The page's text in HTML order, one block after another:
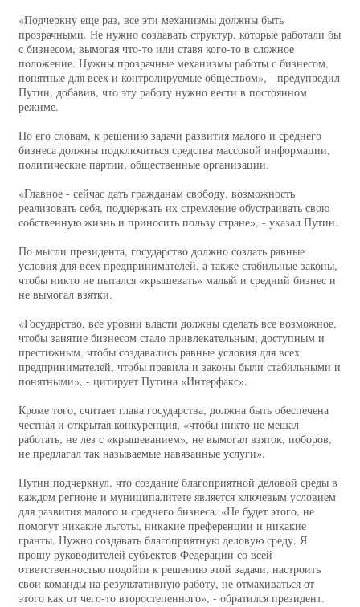
«Подчеркну еще раз, все эти механизмы должны быть
прозрачными. Не нужно создавать структур, которые работали бы
с бизнесом, вымогая что-то или ставя кого-то в сложное
положение. Нужны прозрачные механизмы работы с бизнесом,
понятные для всех и контролируемые обществом», - предупредил
Путин, добавив, что эту работу нужно вести в постоянном
режиме.
По его словам, к решению задачи развития малого и среднего
бизнеса должны подключиться средства массовой информации,
политические партии, общественные организации.
«Главное - сейчас дать гражданам свободу, возможность
реализовать себя, поддержать их стремление обустраивать свою
собственную жизнь и приносить пользу стране», - указал Путин.
По мысли президента, государство должно создать равные
условия для всех предпринимателей, а также стабильные законы,
чтобы никто не пытался «крышевать» малый и средний бизнес и
не вымогал взятки.
«Государство, все уровни власти должны сделать все возможное,
чтобы занятие бизнесом стало привлекательным, доступным и
престижным, чтобы создавались равные условия для всех
предпринимателей, чтобы правила и законы были стабильными и
понятными», - цитирует Путина «Интерфакс».
Кроме того, считает глава государства, должна быть обеспечена
честная и открытая конкуренция, «чтобы никто не мешал
работать, не лез с «крышеванием», не вымогал взяток, поборов,
не предлагал так называемые навязанные услуги».
Путин подчеркнул, что создание благоприятной деловой среды в
каждом регионе и муниципалитете является ключевым условием
для развития малого и среднего бизнеса. «Не будет этого, не
помогут никакие льготы, никакие преференции и никакие
гранты. Нужно создавать благоприятную деловую среду. Я
прошу руководителей субъектов Федерации со всей
ответственностью подойти к решению этой задачи, настроить
свои команды на результативную работу, не отмахиваться от
этого как от чего-то второстепенного», - обратился президент.